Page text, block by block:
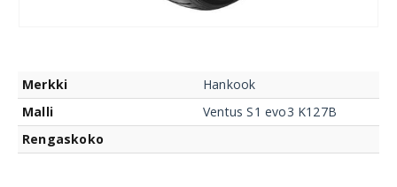
Merkki
Hankook
Malli
Ventus S1 evo3 K127B
Rengaskoko